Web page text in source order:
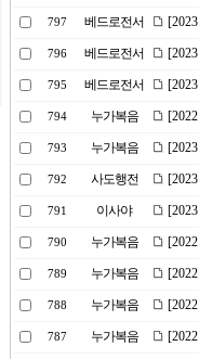
797 베드로전서
796 베드로전서
795 베드로전서
794 누가복음
793 누가복음
792 사도행전
791 이사야
790 누가복음
789 누가복음
788 누가복음
787 누가복음